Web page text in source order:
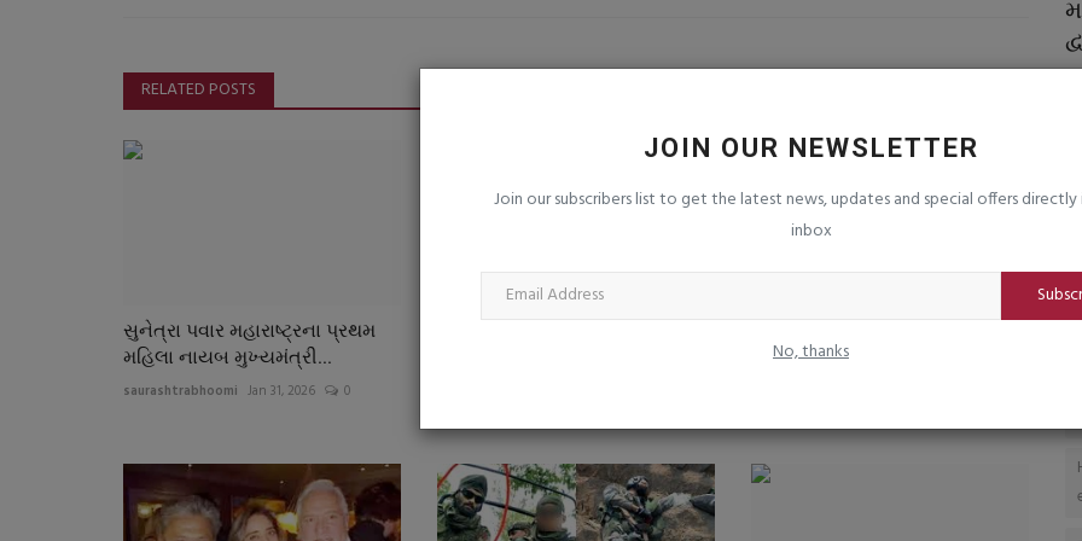
JOIN OUR NEWSLETTER
Join our subscribers list to get the latest news, updates and special offers directly
inbox
No, thanks
RELATED POSTS
સુનેત્રા પવાર મહારાષ્ટ્રના પ્રથમ
મહિલા નાયબ મુખ્યમંત્રી...
saurashtrabhoomi Jan 31, 2026 0
ડોલર સામે રૂપિયો 95.22ના...
saurashtrabhoomi